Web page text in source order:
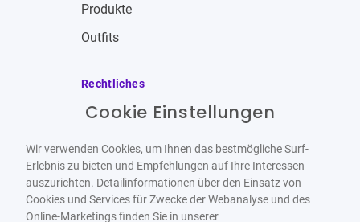
Produkte
Outfits
Rechtliches
Impressum
Datenschutzbestimmungen
Widerrufsbelehrung
Cookie Einstellungen
Wir verwenden Cookies, um Ihnen das bestmögliche Surf-
Erlebnis zu bieten und Empfehlungen auf Ihre Interessen
auszurichten. Detailinformationen über den Einsatz von
Cookies und Services für Zwecke der Webanalyse und des
Online-Marketings finden Sie in unserer